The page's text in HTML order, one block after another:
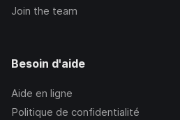
Join the team
Besoin d'aide
Aide en ligne
Politique de confidentialité